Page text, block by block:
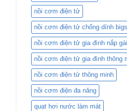
nồi cơm điện tử
nồi cơm điện tử chống dính
nồi cơm điện tử gia đình nắp gài
nồi cơm điện tử gia đình thông
nồi cơm điện tử thông minh
nồi cơm điện đa năng
quạt hơi nước làm mát